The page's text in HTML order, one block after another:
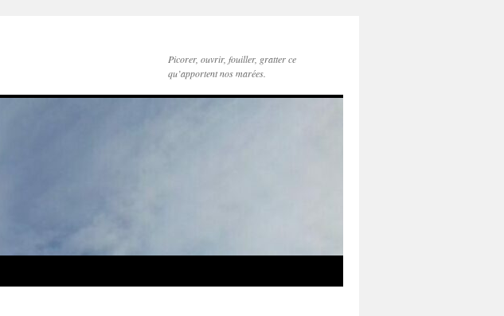
Picorer, ouvrir, fouiller, gratter ce
qu’apportent nos marées.